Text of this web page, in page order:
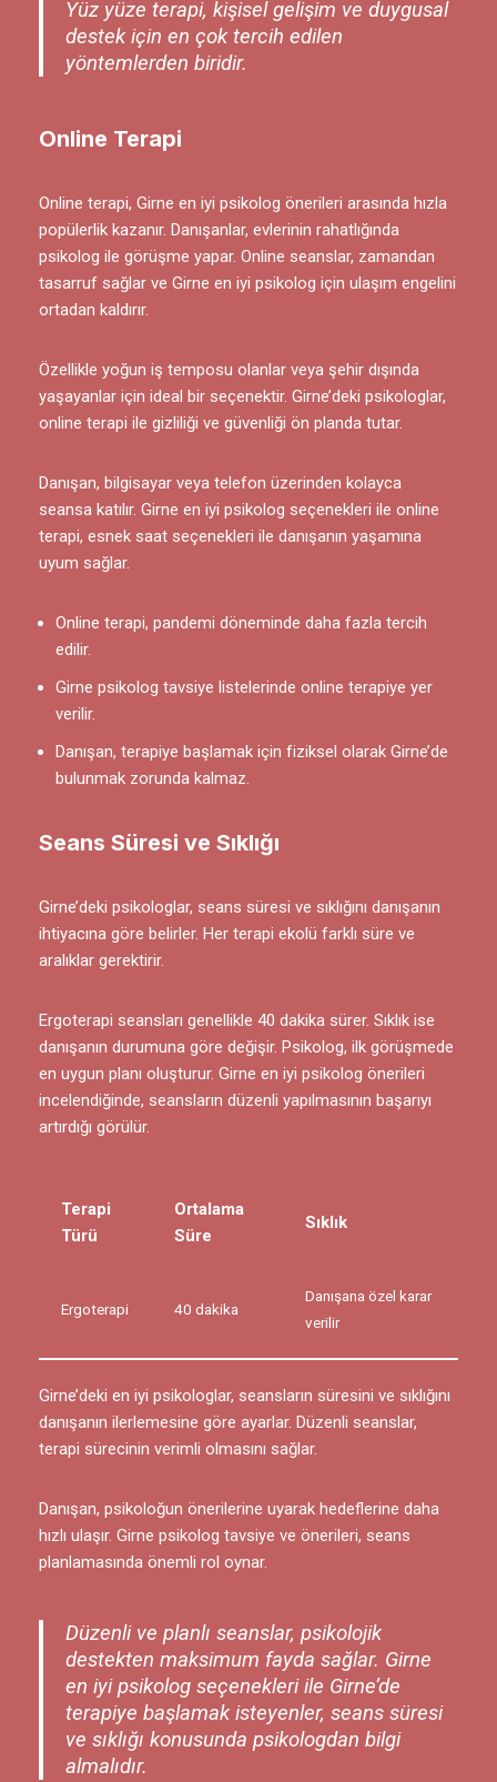
Yüz yüze terapi, kişisel gelişim ve duygusal
destek için en çok tercih edilen
yöntemlerden biridir.
Online Terapi
Online terapi, Girne en iyi psikolog önerileri arasında hızla
popülerlik kazanır. Danışanlar, evlerinin rahatlığında
psikolog ile görüşme yapar. Online seanslar, zamandan
tasarruf sağlar ve Girne en iyi psikolog için ulaşım engelini
ortadan kaldırır.
Özellikle yoğun iş temposu olanlar veya şehir dışında
yaşayanlar için ideal bir seçenektir. Girne’deki psikologlar,
online terapi ile gizliliği ve güvenliği ön planda tutar.
Danışan, bilgisayar veya telefon üzerinden kolayca
seansa katılır. Girne en iyi psikolog seçenekleri ile online
terapi, esnek saat seçenekleri ile danışanın yaşamına
uyum sağlar.
Online terapi, pandemi döneminde daha fazla tercih
edilir.
Girne psikolog tavsiye listelerinde online terapiye yer
verilir.
Danışan, terapiye başlamak için fiziksel olarak Girne’de
bulunmak zorunda kalmaz.
Seans Süresi ve Sıklığı
Girne’deki psikologlar, seans süresi ve sıklığını danışanın
ihtiyacına göre belirler. Her terapi ekolü farklı süre ve
aralıklar gerektirir.
Ergoterapi seansları genellikle 40 dakika sürer. Sıklık ise
danışanın durumuna göre değişir. Psikolog, ilk görüşmede
en uygun planı oluşturur. Girne en iyi psikolog önerileri
incelendiğinde, seansların düzenli yapılmasının başarıyı
artırdığı görülür.
Terapi
Türü
Ortalama
Süre
Sıklık
Ergoterapi 40 dakika
Danışana özel karar
verilir
Girne’deki en iyi psikologlar, seansların süresini ve sıklığını
danışanın ilerlemesine göre ayarlar. Düzenli seanslar,
terapi sürecinin verimli olmasını sağlar.
Danışan, psikoloğun önerilerine uyarak hedeflerine daha
hızlı ulaşır. Girne psikolog tavsiye ve önerileri, seans
planlamasında önemli rol oynar.
Düzenli ve planlı seanslar, psikolojik
destekten maksimum fayda sağlar. Girne
en iyi psikolog seçenekleri ile Girne’de
terapiye başlamak isteyenler, seans süresi
ve sıklığı konusunda psikologdan bilgi
almalıdır.